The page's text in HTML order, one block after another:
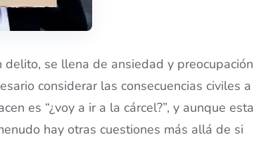
se llena de ansiedad y preocupación
considerar las consecuencias civiles a
es “¿voy a ir a la cárcel?”, y aunque esta
hay otras cuestiones más allá de si